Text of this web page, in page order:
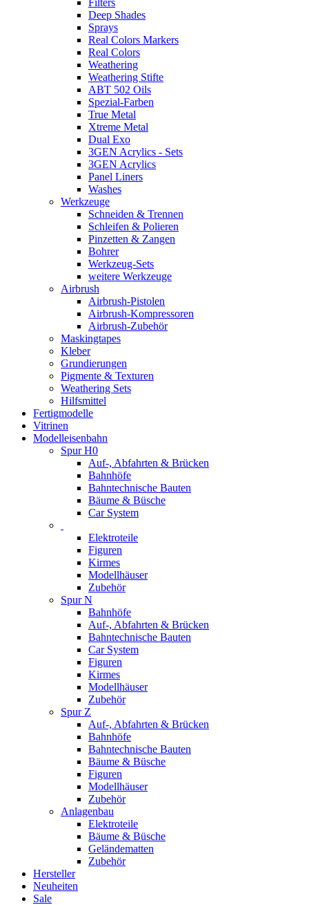
Filters
Deep Shades
Sprays
Real Colors Markers
Real Colors
Weathering
Weathering Stifte
ABT 502 Oils
Spezial-Farben
True Metal
Xtreme Metal
Dual Exo
3GEN Acrylics - Sets
3GEN Acrylics
Panel Liners
Washes
Werkzeuge
Schneiden & Trennen
Schleifen & Polieren
Pinzetten & Zangen
Bohrer
Werkzeug-Sets
weitere Werkzeuge
Airbrush
Airbrush-Pistolen
Airbrush-Kompressoren
Airbrush-Zubehör
Maskingtapes
Kleber
Grundierungen
Pigmente & Texturen
Weathering Sets
Hilfsmittel
Fertigmodelle
Vitrinen
Modelleisenbahn
Spur H0
Auf-, Abfahrten & Brücken
Bahnhöfe
Bahntechnische Bauten
Bäume & Büsche
Car System
Elektroteile
Figuren
Kirmes
Modellhäuser
Zubehör
Spur N
Bahnhöfe
Auf-, Abfahrten & Brücken
Bahntechnische Bauten
Car System
Figuren
Kirmes
Modellhäuser
Zubehör
Spur Z
Auf-, Abfahrten & Brücken
Bahnhöfe
Bahntechnische Bauten
Bäume & Büsche
Figuren
Modellhäuser
Zubehör
Anlagenbau
Elektroteile
Bäume & Büsche
Geländematten
Zubehör
Hersteller
Neuheiten
Sale